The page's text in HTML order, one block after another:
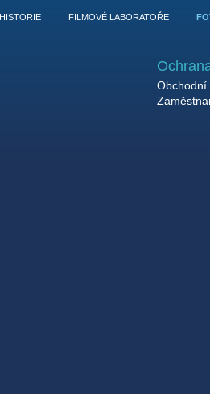
HISTORIE FILMOVÉ LABORATOŘE
Obchodní